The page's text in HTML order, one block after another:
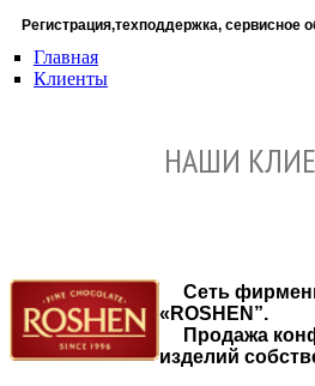
Регистрация,техподдержка, сервисное
Главная
Клиенты
НАШИ
Сеть
«ROSHEN”.
Продажа
изделий